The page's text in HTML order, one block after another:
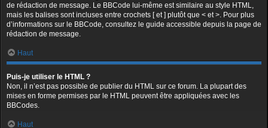
de rédaction de message. Le BBCode lui-même est similaire au style HTML,
mais les balises sont incluses entre crochets [ et ] plutôt que < et >. Pour plus
d’informations sur le BBCode, consultez le guide accessible depuis la page de
rédaction de message.
Haut
Puis-je utiliser le HTML ?
Non, il n’est pas possible de publier du HTML sur ce forum. La plupart des
mises en forme permises par le HTML peuvent être appliquées avec les
BBCodes.
Haut